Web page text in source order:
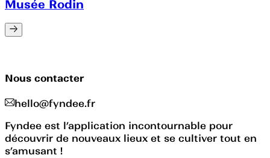
Musée Rodin
Nous contacter
hello@fyndee.fr
Fyndee est l’application incontournable pour
découvrir de nouveaux lieux et se cultiver tout en
s’amusant !